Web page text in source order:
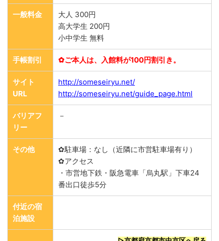
一般料金
大人 300円
高大学生 200円
小中学生 無料
手帳割引 ✿ご本人は、入館料が100円割引き。
サイト
URL
http://someseiryu.net/
http://someseiryu.net/guide_page.html
バリアフ
リー
－
その他
✿駐車場：なし（近隣に市営駐車場有り）
✿アクセス
・市営地下鉄・阪急電車「烏丸駅」下車24
番出口徒歩5分
付近の宿
泊施設